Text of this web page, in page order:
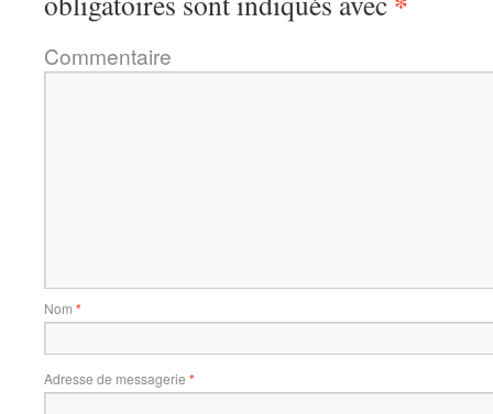
Commentaire
Nom *
Adresse de messagerie *